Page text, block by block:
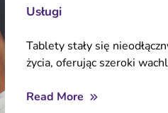
Usługi
Tablety stały się
życia, oferując szeroki
Read More